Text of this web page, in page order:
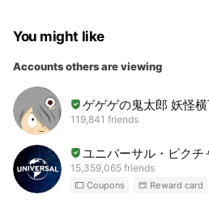
You might like
Accounts others are viewing
ゲゲゲの鬼太郎 妖怪
119,841 friends
ユニバーサル・ピクチ
15,359,065 friends
Coupons Reward card